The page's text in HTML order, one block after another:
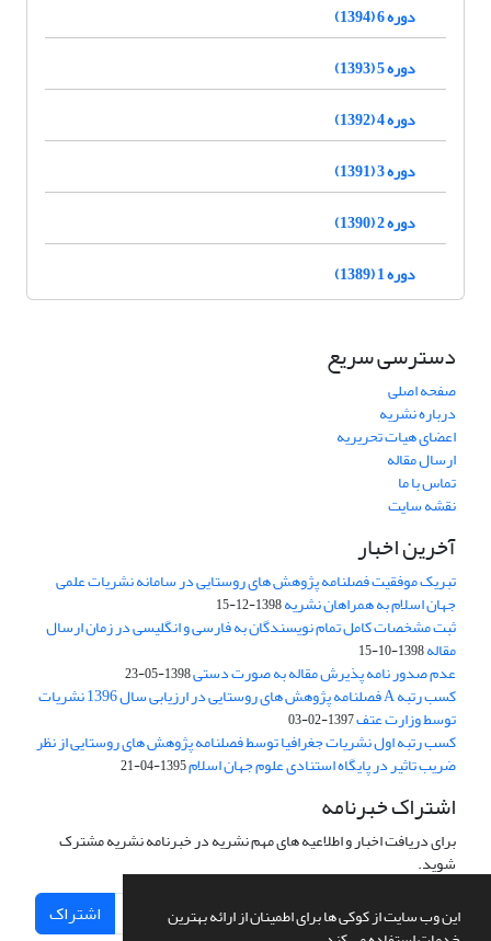
این وب سایت از کوکی ها برای اطمینان از ارائه بهترین
دوره 6 (1394)
دوره 5 (1393)
دوره 4 (1392)
دوره 3 (1391)
دوره 2 (1390)
دوره 1 (1389)
دسترسی سریع
صفحه اصلی
درباره نشریه
اعضای هیات تحریریه
ارسال مقاله
تماس با ما
نقشه سایت
آخرین اخبار
تبریک موفقیت فصلنامه پژوهش های روستایی در سامانه نشریات علمی
جهان اسلام به همراهان نشریه1398-12-15
ثبت مشخصات کامل تمام نویسندگان به فارسی و انگلیسی در زمان ارسال
مقاله1398-10-15
عدم صدور نامه پذیرش مقاله به صورت دستی1398-05-23
کسب رتبه A فصلنامه پژوهش های روستایی در ارزیابی سال 1396 نشریات
توسط وزارت عتف1397-02-03
کسب رتبه اول نشریات جغرافیا توسط فصلنامه پژوهش های روستایی از نظر
ضریب تاثیر در پایگاه استنادی علوم جهان اسلام1395-04-21
اشتراک خبرنامه
برای دریافت اخبار و اطلاعیه های مهم نشریه در خبرنامه نشریه مشترک
شوید.
اشتراک